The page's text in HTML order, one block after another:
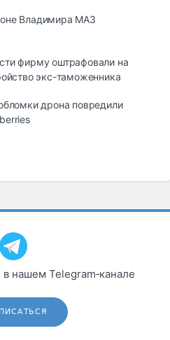
Владимира МАЗ
фирму оштрафовали на
экс-таможенника
дрона повредили
нашем Telegram‑канале